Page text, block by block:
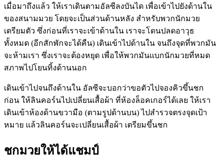
เมื่อมาถึงแล้ว ให้เราเดินตามอัลซีลงบันได เพื่อเข้าไปยังด้านใน
ของสนามมวย โดยจะเป็นส่วนด้านหลัง สำหรับพวกนักมวย
เตรียมตัว ซึ่งก่อนที่เราจะเข้าด้านใน เราจะโดนปลดอาวุธ
ทั้งหมด (อีกสักพักจะได้คืน) เดินเข้าไปด้านใน จนถึงจุดที่พวกมัน
จะห้ามเรา ซึ่งเราจะต้องหยุด เพื่อให้พวกมันแบกนักมวยที่หมด
สภาพไปโยนทิ้งด้านนอก
เดินเข้าไปจนถึงด้านใน อัลซีจะบอกว่าขอตัวไปจองคิวขึ้นชก
ก่อน ให้ลินคอร์นไปเปลี่ยนเสื้อผ้า ที่ห้องล็อคเกอร์ได้เลย ให้เรา
เดินเข้าห้องด้านขวามือ (ตามรูปด้านบน) ไปสำรวจตรงจุดเป้า
หมาย แล้วลินคอร์นจะเปลี่ยนเสื้อผ้า เตรียมขึ้นชก
ชกมวยให้ได้แชมป์